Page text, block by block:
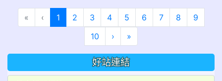
« ‹ 1(目前頁次)
2 3 4 5 6 7 8
9
10
›下一頁
»最後頁
好站連結